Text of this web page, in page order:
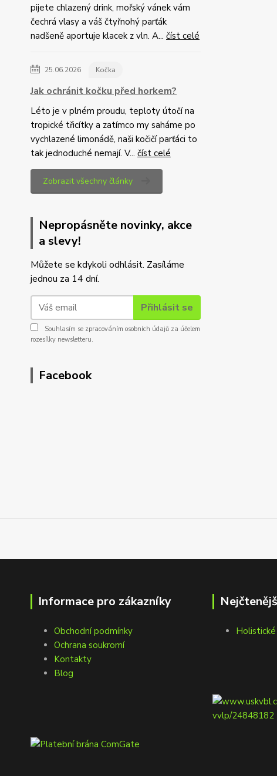
pijete chlazený drink, mořský vánek vám
čechrá vlasy a váš čtyřnohý parťák
nadšeně aportuje klacek z vln. A... číst celé
25.06.2026 Kočka
Jak ochránit kočku před horkem?
Léto je v plném proudu, teploty útočí na
tropické třicítky a zatímco my saháme po
vychlazené limonádě, naši kočičí parťáci to
tak jednoduché nemají. V... číst celé
Zobrazit všechny články
Nepropásněte novinky, akce
a slevy!
Můžete se kdykoli odhlásit. Zasíláme
jednou za 14 dní.
Přihlásit se
Souhlasím se zpracováním osobních údajů za účelem
rozesílky newsletteru.
Facebook
Informace pro zákazníky
Obchodní podmínky
Ochrana soukromí
Kontakty
Blog